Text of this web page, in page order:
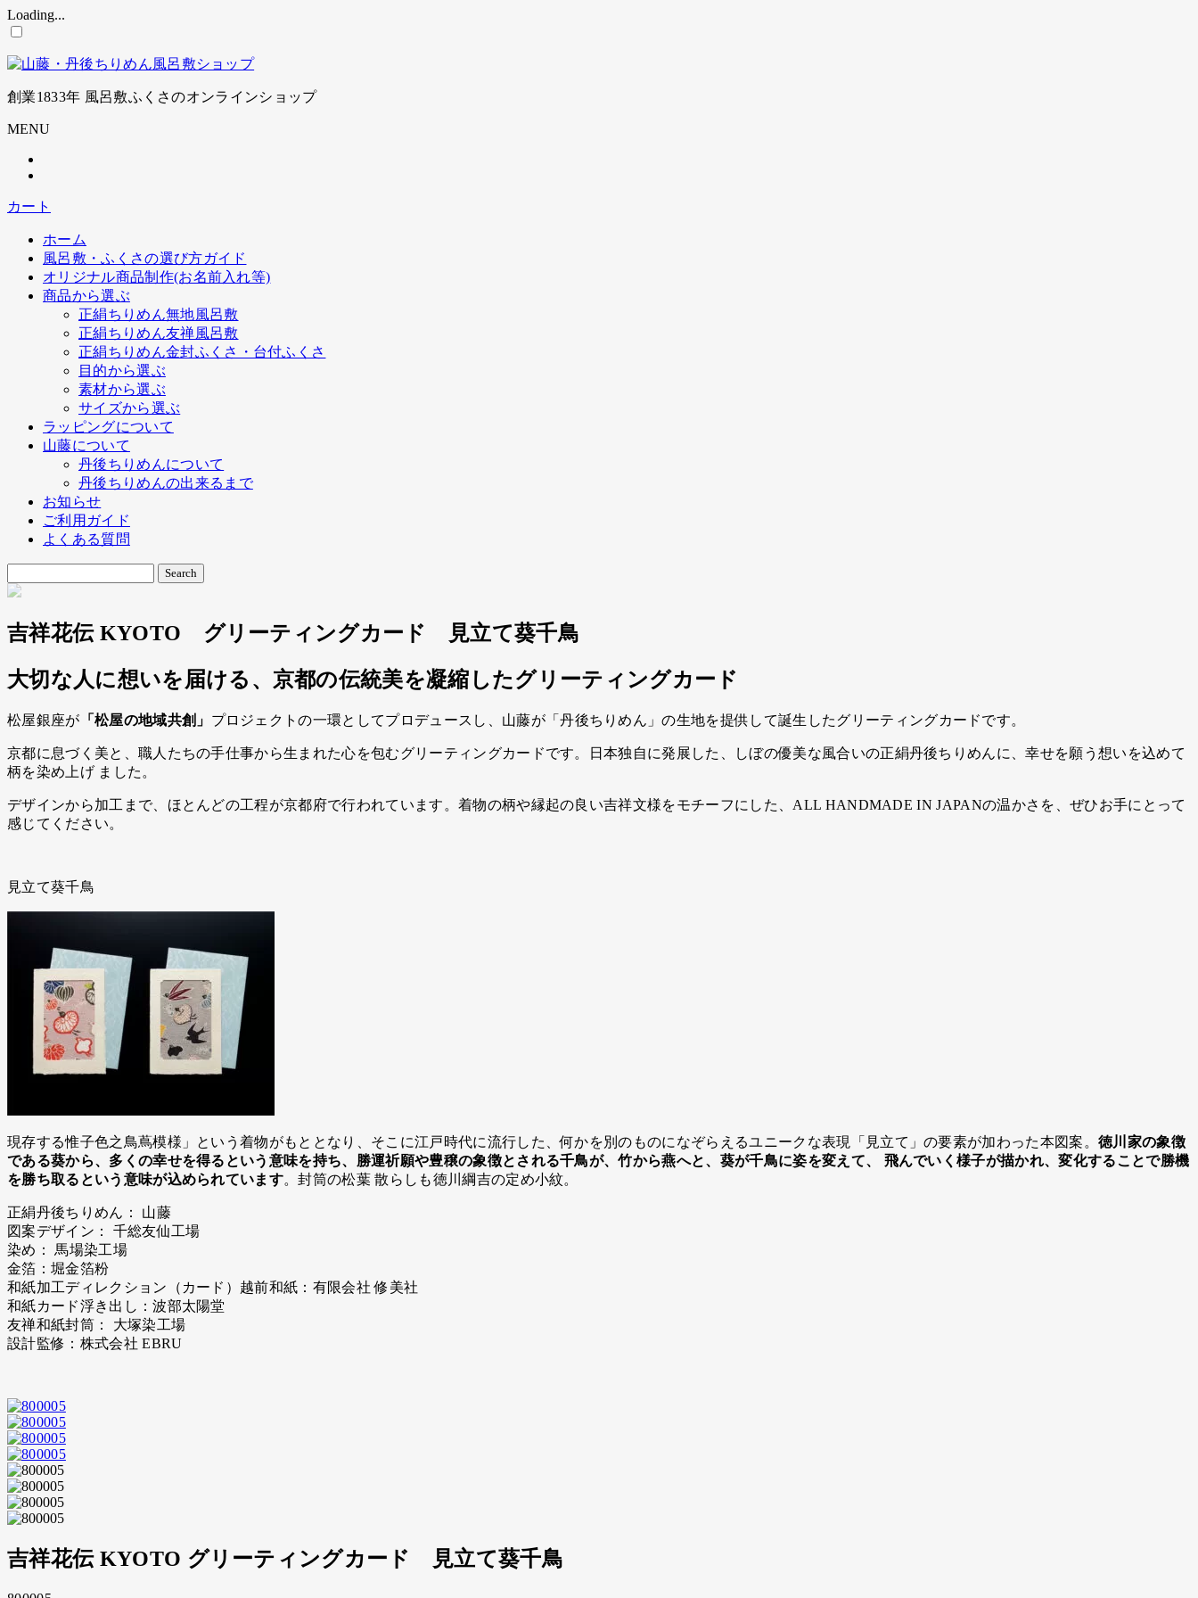
Loading...
コ
テ
ン
ツ
に
プ
創業1833年 風呂敷ふくさのオンラインショップ
MENU
カート
ホーム
風呂敷・ふくさの選び方ガイド
オリジナル商品制作(お名前入れ等)
商品から選ぶ
正絹ちりめん無地風呂敷
正絹ちりめん友禅風呂敷
正絹ちりめん金封ふくさ・台付ふくさ
目的から選ぶ
素材から選ぶ
サイズから選ぶ
ラッピングについて
山藤について
丹後ちりめんについて
丹後ちりめんの出来るまで
お知らせ
ご利用ガイド
よくある質問
吉祥花伝 KYOTO グリーティングカード 見立て葵千鳥
大切な人に想いを届ける、京都の伝統美を凝縮したグリーティングカード
松屋銀座が 「松屋の地域共創」 プロジェクトの一環としてプロデュースし、山藤が「丹後ちりめん」の生地を提供して誕生したグリーティングカードです。
京都に息づく美と、職人たちの手仕事から生まれた心を包むグリーティングカードです。日本独自に発展した、しぼの優美な風合いの正絹丹後ちりめんに、幸せを願う想いを込めて
柄を染め上げ ました。
デザインから加工まで、ほとんどの工程が京都府で行われています。着物の柄や縁起の良い吉祥文様をモチーフにした、ALL HANDMADE IN JAPANの温かさを、ぜひお手にとって
感じてください。
見立て葵千鳥
現存する惟子色之鳥蔦模様」という着物がもととなり、そこに江戸時代に流行した、何かを別のものになぞらえるユニークな表現「見立て」の要素が加わった本図案。 徳川家の象徴
である葵から、多くの幸せを得るという意味を持ち、勝運祈願や豊穣の象徴とされる千鳥が、竹から燕へと、葵が千鳥に姿を変えて、 飛んでいく様子が描かれ、変化することで勝機
を勝ち取るという意味が込められています。封筒の松葉 散らしも徳川綱吉の定め小紋。
正絹丹後ちりめん： 山藤
図案デザイン： 千総友仙工場
染め： 馬場染工場
金箔：堀金箔粉
和紙加工ディレクション（カード）越前和紙：有限会社 修美社
和紙カード浮き出し：波部太陽堂
友禅和紙封筒： 大塚染工場
設計監修：株式会社 EBRU
吉祥花伝 KYOTO グリーティングカード 見立て葵千鳥